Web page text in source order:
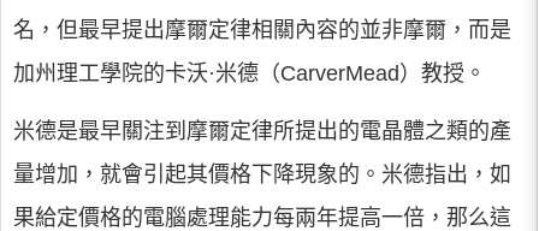
名，但最早提出摩爾定律相關內容的並非摩爾，而是
加州理工學院的卡沃·米德（CarverMead）教授。
米德是最早關注到摩爾定律所提出的電晶體之類的產
量增加，就會引起其價格下降現象的。米德指出，如
果給定價格的電腦處理能力每兩年提高一倍，那么這